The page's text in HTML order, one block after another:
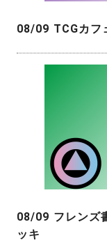
08/09 TCGカフ
08/09 フレンズ
ッキ